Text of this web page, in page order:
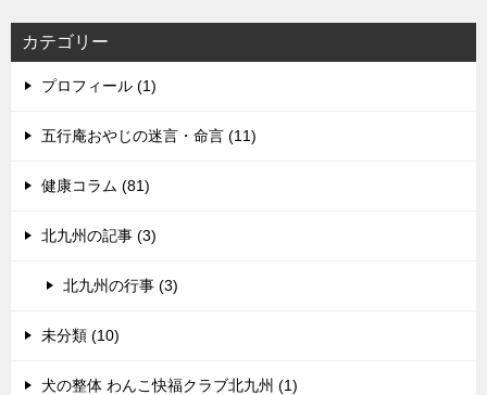
カテゴリー
プロフィール (1)
五行庵おやじの迷言・命言 (11)
健康コラム (81)
北九州の記事 (3)
北九州の行事 (3)
未分類 (10)
犬の整体 わんこ快福クラブ北九州 (1)